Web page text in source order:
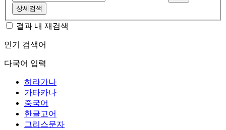
상세검색
결과 내 재검색
인기 검색어
다국어 입력
히라가나
가타카나
중국어
한글고어
그리스문자